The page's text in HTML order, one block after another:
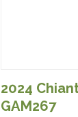
2024
GAM267